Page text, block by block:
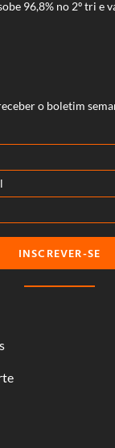
96,8% no 2º tri e
o boletim
INSCREVER-SE